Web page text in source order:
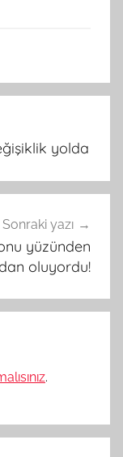
yolda
Sonraki yazı
yüzünden
oluyordu!
.